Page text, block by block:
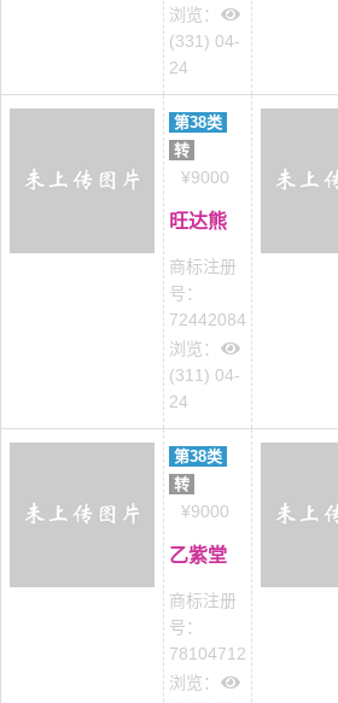
浏览：
(331) 04-
24
第38类
转
¥9000
旺达熊
商标注册
号：
72442084
浏览：
(311) 04-
24
第38类
转
¥9000
乙紫堂
商标注册
号：
78104712
浏览：